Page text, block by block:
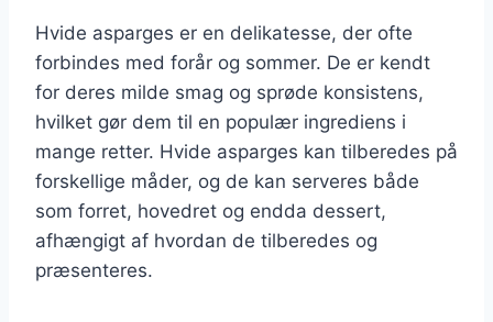
Hvide asparges er en delikatesse, der ofte
forbindes med forår og sommer. De er kendt
for deres milde smag og sprøde konsistens,
hvilket gør dem til en populær ingrediens i
mange retter. Hvide asparges kan tilberedes på
forskellige måder, og de kan serveres både
som forret, hovedret og endda dessert,
afhængigt af hvordan de tilberedes og
præsenteres.